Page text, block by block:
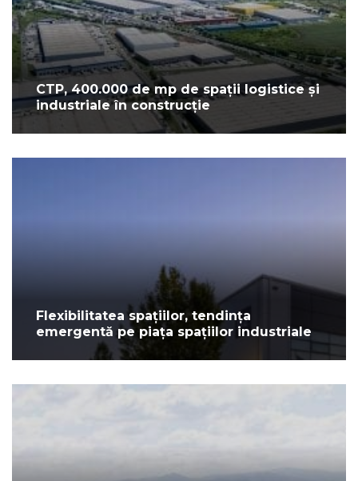
CTP, 400.000 de mp de spații logistice și
industriale în construcție
Flexibilitatea spațiilor, tendința
emergentă pe piața spațiilor industriale